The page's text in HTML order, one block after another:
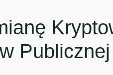
Publicznej